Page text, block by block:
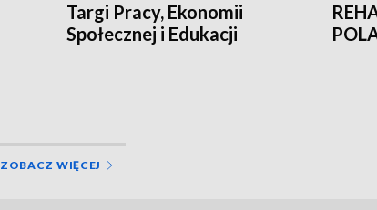
Targi Pracy, Ekonomii
Społecznej i Edukacji
ZOBACZ WIĘCEJ